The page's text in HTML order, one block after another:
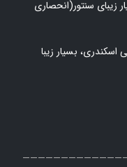
زیبای سنتور(انحصاری